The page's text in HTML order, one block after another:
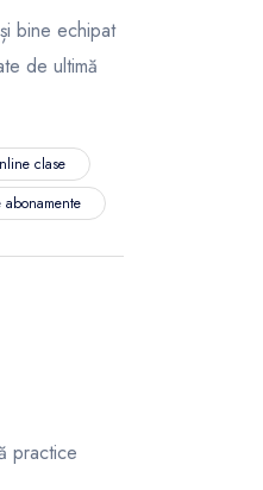
bine echipat
de ultimă
clase
abonamente
practice